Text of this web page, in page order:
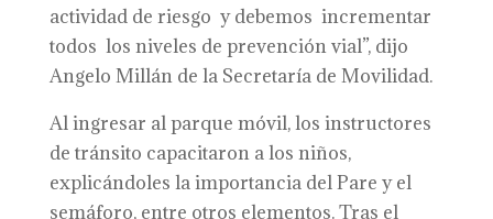
actividad de riesgo y debemos incrementar
todos los niveles de prevención vial”, dijo
Angelo Millán de la Secretaría de Movilidad.
Al ingresar al parque móvil, los instructores
de tránsito capacitaron a los niños,
explicándoles la importancia del Pare y el
semáforo, entre otros elementos. Tras el